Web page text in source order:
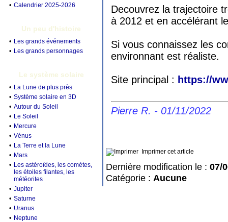
• Calendrier 2025-2026
Un peu d'histoire
• Les grands événements
• Les grands personnages
Le système solaire
• La Lune de plus près
• Système solaire en 3D
• Autour du Soleil
• Le Soleil
• Mercure
• Vénus
• La Terre et la Lune
• Mars
• Les astéroïdes, les comètes,
les étoiles filantes, les
météorites
• Jupiter
• Saturne
• Uranus
• Neptune
Decouvrez la trajectoire
à 2012 et en accélérant
Si vous connaissez les
environnant est réaliste.
Site principal : https://
Pierre R. - 01/11/2022
Imprimer cet article
Dernière modification le : 07/
Catégorie : Aucune